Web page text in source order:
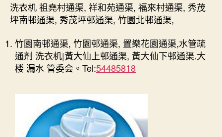
洗衣机 祖堯村通渠, 祥和苑通渠, 福來村通渠, 秀茂
坪南邨通渠, 秀茂坪邨通渠, 竹園北邨通渠,
竹園南邨通渠, 竹園邨通渠, 置樂花園通渠,水管疏
通剂 洗衣机|黃大仙上邨通渠, 黃大仙下邨通渠.大
楼 漏水 管委会。Tel:54485818